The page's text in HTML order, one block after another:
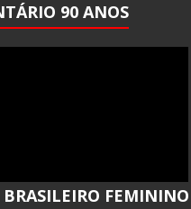
90 ANOS
FEMININO